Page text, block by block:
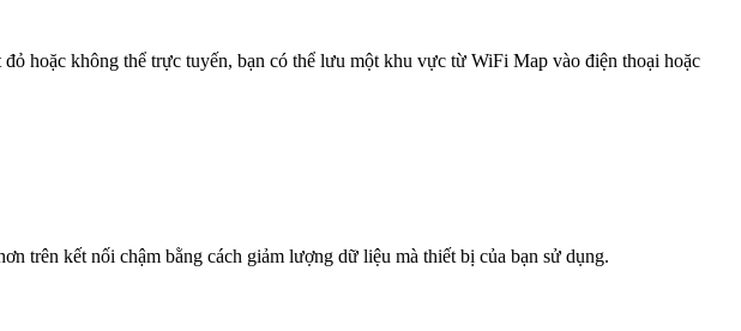
hoặc không thể trực tuyến, bạn có thể lưu một khu vực từ WiFi Map vào điện thoại hoặc
trên kết nối chậm bằng cách giảm lượng dữ liệu mà thiết bị của bạn sử dụng.